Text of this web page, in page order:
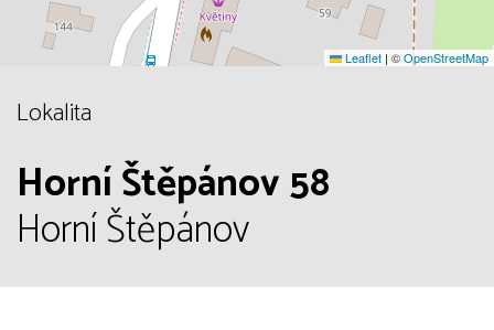
Leaflet | ©OpenStreetMap
Lokalita
Horní Štěpánov 58
Horní Štěpánov